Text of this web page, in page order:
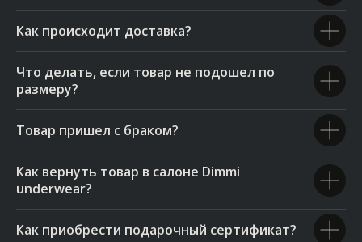
Как происходит доставка?
Что делать, если товар не подошел по
размеру?
Товар пришел с браком?
Как вернуть товар в салоне Dimmi
underwear?
Как приобрести подарочный сертификат?